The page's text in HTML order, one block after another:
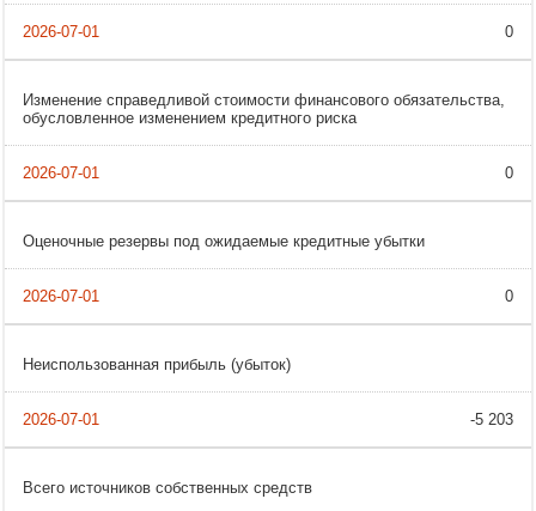
0
Изменение справедливой стоимости финансового обязательства,
обусловленное изменением кредитного риска
0
Оценочные резервы под ожидаемые кредитные убытки
0
Неиспользованная прибыль (убыток)
-5 203
Всего источников собственных средств